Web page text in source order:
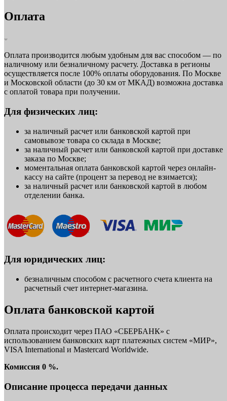
Оплата
Оплата производится любым удобным для вас способом — по
наличному или безналичному расчету. Доставка в регионы
осуществляется после 100% оплаты оборудования. По Москве
и Московской области (до 30 км от МКАД) возможна доставка
с оплатой товара при получении.
Для физических лиц:
за наличный расчет или банковской картой при
самовывозе товара со склада в Москве;
за наличный расчет или банковской картой при доставке
заказа по Москве;
моментальная оплата банковской картой через онлайн-
кассу на сайте (процент за перевод не взимается);
за наличный расчет или банковской картой в любом
отделении банка.
Для юридических лиц:
безналичным способом с расчетного счета клиента на
расчетный счет интернет-магазина.
Оплата банковской картой
Оплата происходит через ПАО «СБЕРБАНК» с
использованием банковских карт платежных систем «МИР»,
VISA International и Mastercard Worldwide.
Комиссия 0 %.
Описание процесса передачи данных